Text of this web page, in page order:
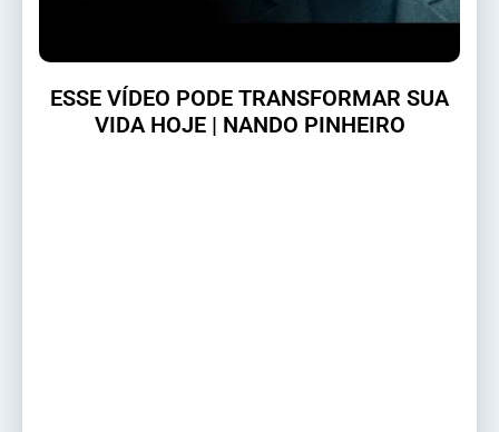
ESSE VÍDEO PODE TRANSFORMAR SUA
VIDA HOJE | NANDO PINHEIRO